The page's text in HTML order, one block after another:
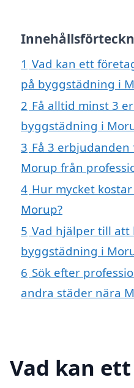
1 Vad kan ett
på byggstädning i
2 Få alltid minst 3
byggstädning i
3 Få 3
Morup från
4 Hur mycket
Morup?
5 Vad hjälper till att
byggstädning i
6 Sök efter
andra städer nära
Vad kan